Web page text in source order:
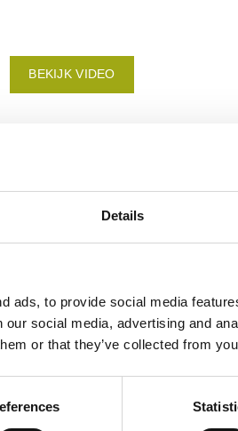
Details
ads, to provide social media
social media, advertising and
or that they’ve collected from
BEKIJK VIDEO